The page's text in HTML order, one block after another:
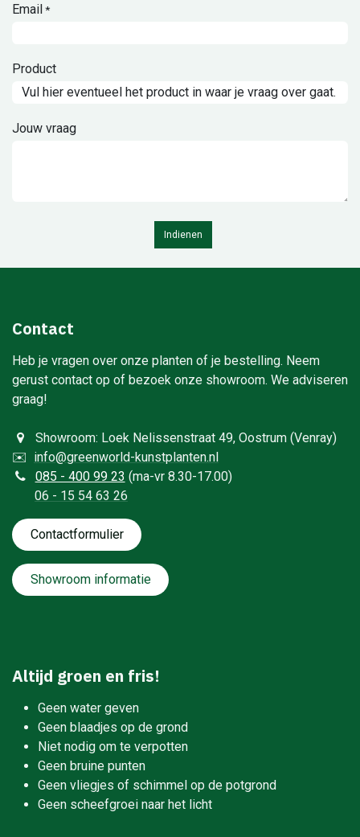
Email*
Product
Jouw vraag
Indienen
Contact
Heb je vragen over onze planten of je bestelling. Neem
gerust contact op of bezoek onze showroom. We adviseren
graag!
Showroom: Loek Nelissenstraat 49, Oostrum (Venray)
✉️ info@greenworld-kunstplanten.nl
085 - 400 99 23 (ma-vr 8.30-17.00)
06 - 15 54 63 26
Contactformulie​​​​​​​​r
Showroom informatie
Altijd groen en fris!
Geen water geven
Geen blaadjes op de grond
Niet nodig om te verpotten
Geen bruine punten
Geen vliegjes of schimmel op de potgrond
Geen scheefgroei naar het licht